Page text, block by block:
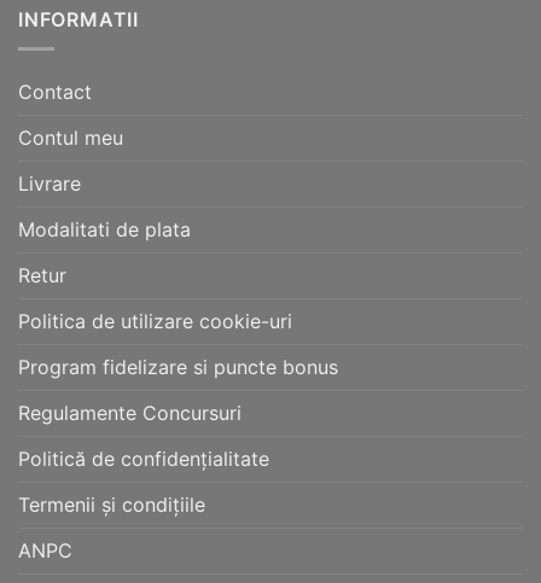
INFORMATII
Contact
Contul meu
Livrare
Modalitati de plata
Retur
Politica de utilizare cookie-uri
Program fidelizare si puncte bonus
Regulamente Concursuri
Politică de confidențialitate
Termenii și condițiile
ANPC